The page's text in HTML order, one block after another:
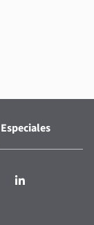
Especiales